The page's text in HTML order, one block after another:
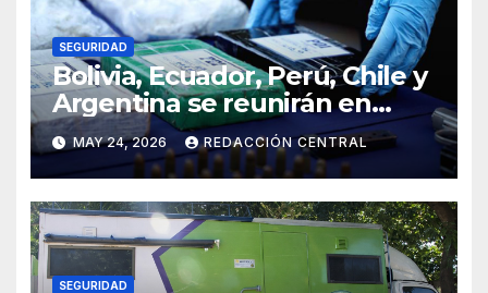
SEGURIDAD
Bolivia, Ecuador, Perú, Chile y
Argentina se reunirán en
Santiago contra la
delincuencia organizada
transnacional
MAY 24, 2026 REDACCIÓN CENTRAL
SEGURIDAD